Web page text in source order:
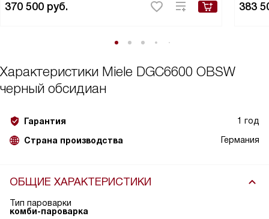
370 500 руб. 383
Характеристики Miele DGC6600 OBSW
черный обсидиан
Гарантия 1 год
Страна производства Германия
ОБЩИЕ ХАРАКТЕРИСТИКИ
Тип пароварки
комби-пароварка